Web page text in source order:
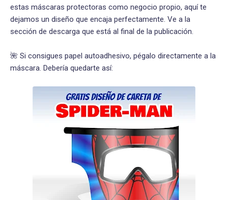
estas máscaras protectoras como negocio propio, aquí te
dejamos un diseño que encaja perfectamente. Ve a la
sección de descarga que está al final de la publicación.
🌺 Si consigues papel autoadhesivo, pégalo directamente a la
máscara. Debería quedarte así: